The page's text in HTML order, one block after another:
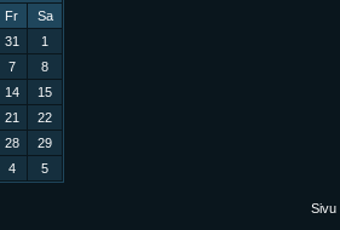
Fr
Sa
31
1
7
8
14
15
21
22
28
29
4 5
Sivu